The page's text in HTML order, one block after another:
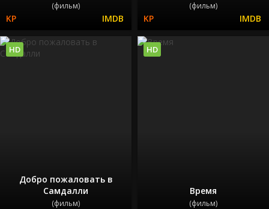
(фильм) (фильм)
Добро пожаловать в
Самдалли
(фильм)
HD
Время
(фильм)
HD